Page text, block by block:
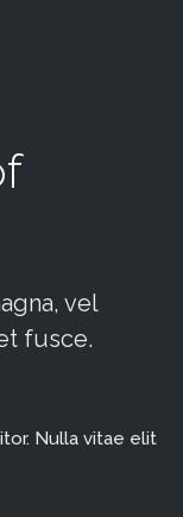
vel
fusce.
Nulla vitae elit